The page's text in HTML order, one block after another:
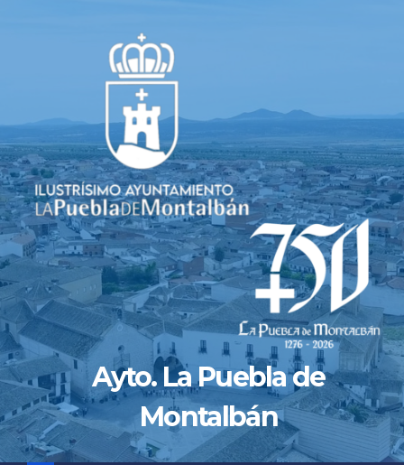
Ayto. La Puebla de
Montalbán